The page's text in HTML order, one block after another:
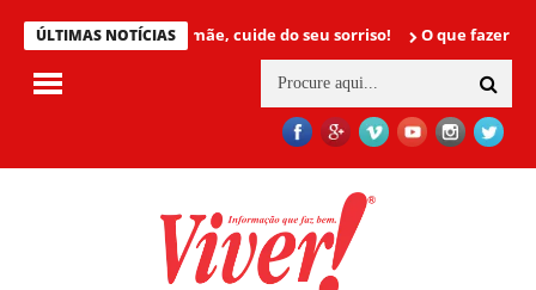
ÚLTIMAS NOTÍCIASMamãe, cuide do seu sorriso! O que fazer para não